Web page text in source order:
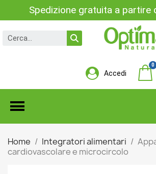
Spedizione gratuita a partire
Accedi
Home Integratori alimentari
cardiovascolare e microcircolo